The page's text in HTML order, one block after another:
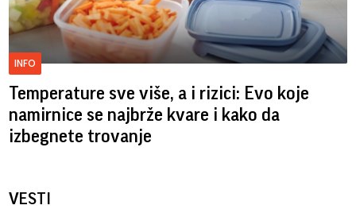
INFO
Temperature sve više, a i rizici: Evo koje
namirnice se najbrže kvare i kako da
izbegnete trovanje
VESTI